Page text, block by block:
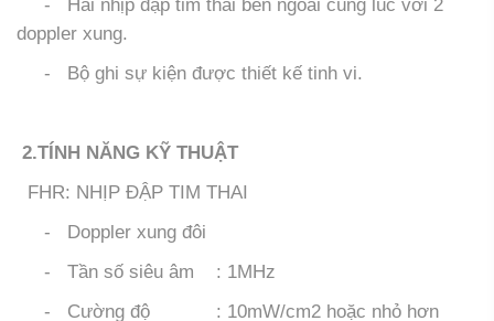
- Hai nhịp đập tim thai bên ngoài cùng lúc với 2
doppler xung.
- Bộ ghi sự kiện được thiết kế tinh vi.
2.TÍNH NĂNG KỸ THUẬT
FHR: NHỊP ĐẬP TIM THAI
- Doppler xung đôi
- Tần số siêu âm : 1MHz
- Cường độ : 10mW/cm2 hoặc nhỏ hơn